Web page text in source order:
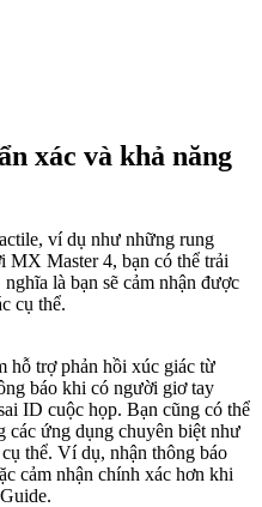
xác và khả năng
ví dụ như những rung
Master 4, bạn có thể trải
là bạn sẽ cảm nhận được
cụ thể.
hỗ trợ phản hồi xúc giác từ
báo khi có người giơ tay
ID cuộc họp. Bạn cũng có thể
các ứng dụng chuyên biệt như
thể. Ví dụ, nhận thông báo
cảm nhận chính xác hơn khi